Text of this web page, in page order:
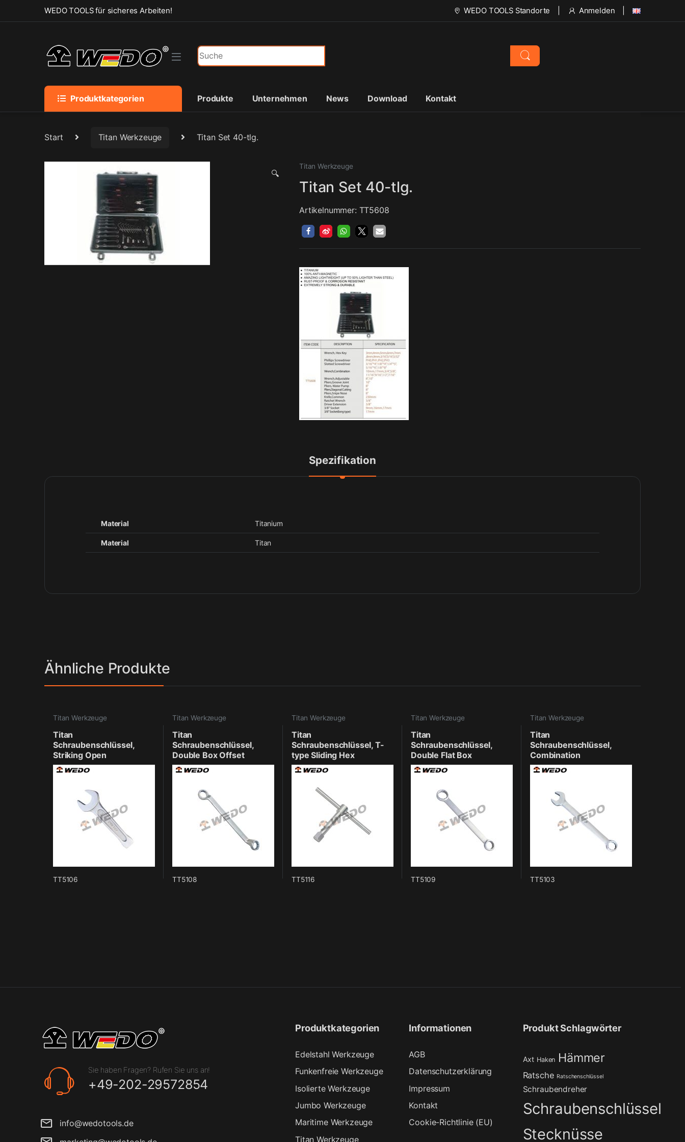
Skip to navigation
Skip to contentWEDO TOOLS für sicheres Arbeiten! WEDO TOOLS Standorte Anmelden
Search for:
Produktkategorien Produkte Unternehmen News Download Kontakt
Start Titan Werkzeuge Titan Set 40-tlg.
🔍
Titan Werkzeuge
Titan Set 40-tlg.
Artikelnummer: TT5608
Spezifikation
Material Titanium
Material Titan
Ähnliche Produkte
Titan Werkzeuge
Titan
Schraubenschlüssel,
Striking Open
TT5106
Titan Werkzeuge
Titan
Schraubenschlüssel,
Double Box Offset
TT5108
Titan Werkzeuge
Titan
Schraubenschlüssel, T-
type Sliding Hex
TT5116
Titan Werkzeuge
Titan
Schraubenschlüssel,
Double Flat Box
TT5109
Titan Werkzeuge
Titan
Schraubenschlüssel,
Combination
TT5103
Sie haben Fragen? Rufen Sie uns an!
+49-202-29572854
info@wedotools.de
Produktkategorien
Edelstahl Werkzeuge
Funkenfreie Werkzeuge
Isolierte Werkzeuge
Jumbo Werkzeuge
Maritime Werkzeuge
Titan Werkzeuge
Informationen
AGB
Datenschutzerklärung
Impressum
Kontakt
Cookie-Richtlinie (EU)
Produkt Schlagwörter
Axt Haken Hämmer
Ratsche Ratschenschlüssel
Schraubendreher
Schraubenschlüssel
Stecknüsse